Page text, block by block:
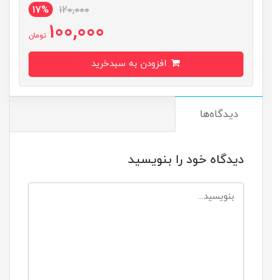
120,000
17%
100,000 تومان
دیدگاه‌ها
دیدگاه خود را بنویسید